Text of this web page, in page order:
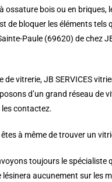
ossature bois ou en
de bloquer les éléments
Paule (69620) de chez
de vitrerie, JB SERVICES
d’un grand réseau de
les contactez.
à même de trouver un
toujours le
aucunement sur les